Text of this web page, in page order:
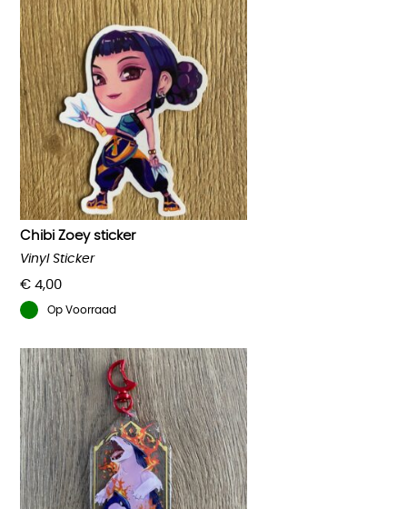
Chibi Zoey sticker
€ 4,00
Vinyl Sticker
Op Voorraad